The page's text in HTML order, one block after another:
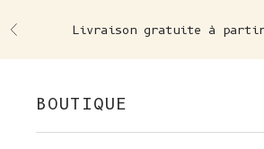
Précédent Livraison gratuite à partir
BOUTIQUE